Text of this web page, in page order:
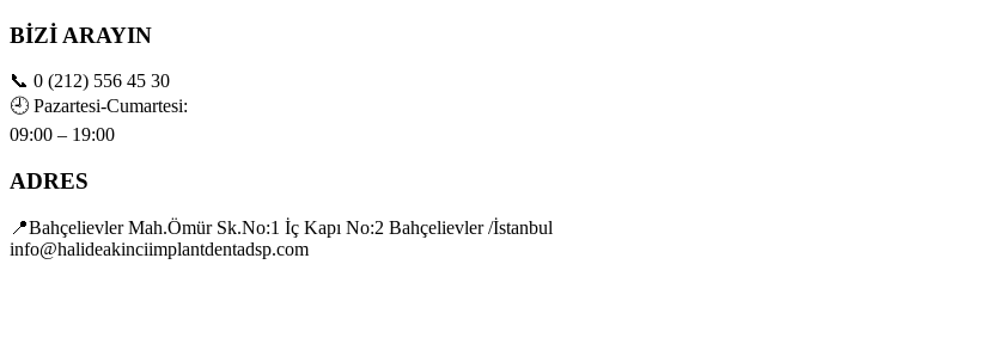
BİZİ ARAYIN
📞 0 (212) 556 45 30
🕘 Pazartesi-Cumartesi:
09:00 – 19:00
ADRES
📍Bahçelievler Mah.Ömür Sk.No:1 İç Kapı No:2 Bahçelievler /İstanbul
info@halideakinciimplantdentadsp.com